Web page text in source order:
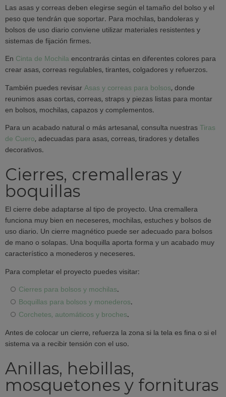
Las asas y correas deben elegirse según el tamaño del bolso y el
peso que tendrán que soportar. Para mochilas, bandoleras y
bolsos de uso diario conviene utilizar materiales resistentes y
sistemas de fijación firmes.
En Cinta de Mochilaencontrarás cintas en diferentes colores para
crear asas, correas regulables, tirantes, colgadores y refuerzos.
También puedes revisarAsas y correas para bolsos, donde
reunimos asas cortas, correas, straps y piezas listas para montar
en bolsos, mochilas, capazos y complementos.
Para un acabado natural o más artesanal, consulta nuestrasTiras
de Cuero, adecuadas para asas, correas, tiradores y detalles
decorativos.
Cierres, cremalleras y
boquillas
El cierre debe adaptarse al tipo de proyecto. Una cremallera
funciona muy bien en neceseres, mochilas, estuches y bolsos de
uso diario. Un cierre magnético puede ser adecuado para bolsos
de mano o solapas. Una boquilla aporta forma y un acabado muy
característico a monederos y neceseres.
Para completar el proyecto puedes visitar:
Cierres para bolsos y mochilas.
Boquillas para bolsos y monederos.
Corchetes, automáticos y broches.
Antes de colocar un cierre, refuerza la zona si la tela es fina o si el
sistema va a recibir tensión con el uso.
Anillas, hebillas,
mosquetones y fornituras